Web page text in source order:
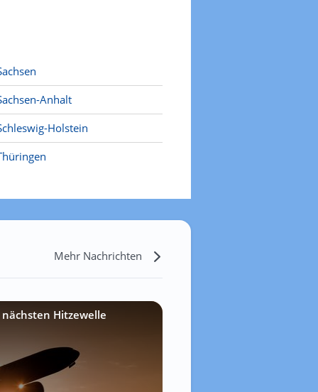
Anhalt
Holstein
Mehr Nachrichten
Hitzewelle